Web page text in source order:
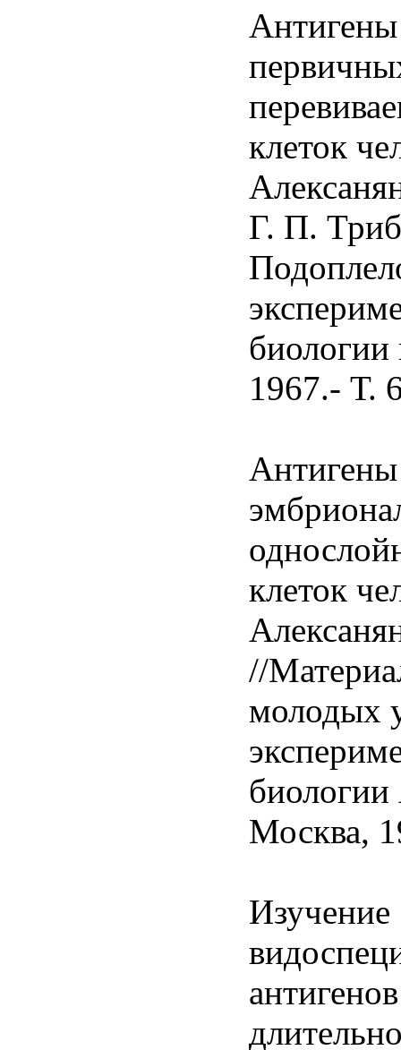
клеток
Г. П.
1967.- Т.
клеток
//
молодых
Москва,
Изучение